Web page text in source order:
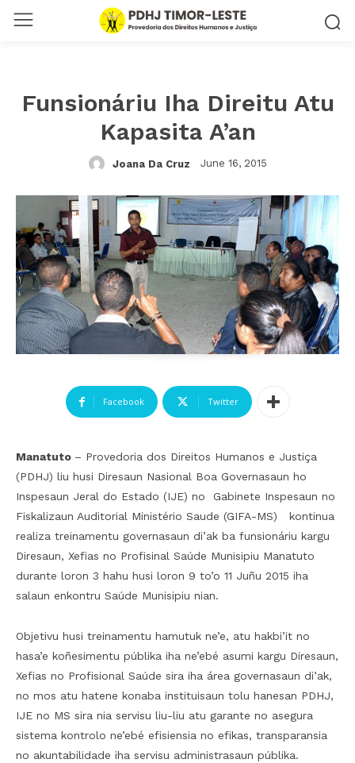
Funsionáriu Iha Direitu Atu
Kapasita A’an
Joana Da Cruz June 16, 2015
Facebook Twitter
Manatuto – Provedoria dos Direitos Humanos e Justiça
(PDHJ) liu husi Diresaun Nasional Boa Governasaun ho
Inspesaun Jeral do Estado (IJE) no Gabinete Inspesaun no
Fiskalizaun Auditorial Ministério Saude (GIFA-MS) kontinua
realiza treinamentu governasaun di’ak ba funsionáriu kargu
Diresaun, Xefias no Profisinal Saúde Munisipiu Manatuto
durante loron 3 hahu husi loron 9 to’o 11 Juñu 2015 iha
salaun enkontru Saúde Munisipiu nian.
Objetivu husi treinamentu hamutuk ne’e, atu hakbi’it no
hasa’e koñesimentu públika iha ne’ebé asumi kargu Diresaun,
Xefias no Profisional Saúde sira iha área governasaun di’ak,
no mos atu hatene konaba instituisaun tolu hanesan PDHJ,
IJE no MS sira nia servisu liu-liu atu garante no asegura
sistema kontrolo ne’ebé efisiensia no efikas, transparansia
no akuntabilidade iha servisu administrasaun públika.